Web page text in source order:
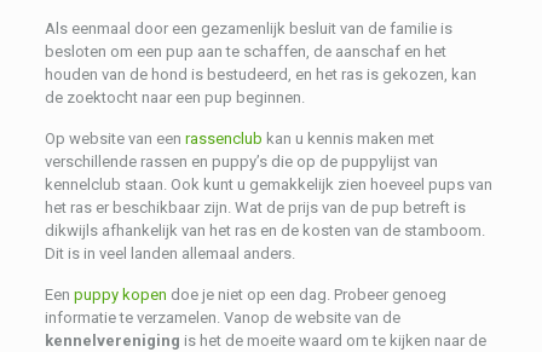
Als eenmaal door een gezamenlijk besluit van de familie is
besloten om een ​​pup aan te schaffen, de aanschaf en het
houden van de hond is bestudeerd, en het ras is gekozen, kan
de zoektocht naar een pup beginnen.
Op website van een rassenclub kan u kennis maken met
verschillende rassen en puppy’s die op de puppylijst van
kennelclub staan. Ook kunt u gemakkelijk zien hoeveel pups van
het ras er beschikbaar zijn. Wat de prijs van de pup betreft is
dikwijls afhankelijk van het ras en de kosten van de stamboom.
Dit is in veel landen allemaal anders.
Een puppy kopen doe je niet op een dag. Probeer genoeg
informatie te verzamelen. Vanop de website van de
kennelvereniging is het de moeite waard om te kijken naar de